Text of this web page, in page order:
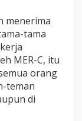
menerima
tama
MER-C, itu
orang
teman
di